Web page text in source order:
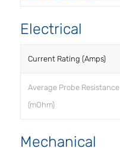
Electrical
Current Rating (Amps)
Average Probe Resistance
(mOhm)
Mechanical